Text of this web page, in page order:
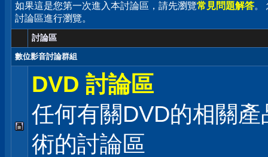
如果這是您第一次進入本討論區，請先瀏覽常見問題解答。
討論區進行瀏覽。
討論區
數位影音討論群組
DVD 討論區
任何有關DVD的相關
術的討論區